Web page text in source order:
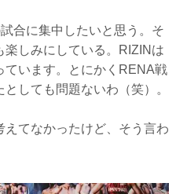
合に集中したいと思う。そ
しみにしている。RIZINは
ています。とにかくRENA戦
しても問題ないわ（笑）。
えてなかったけど、そう言わ